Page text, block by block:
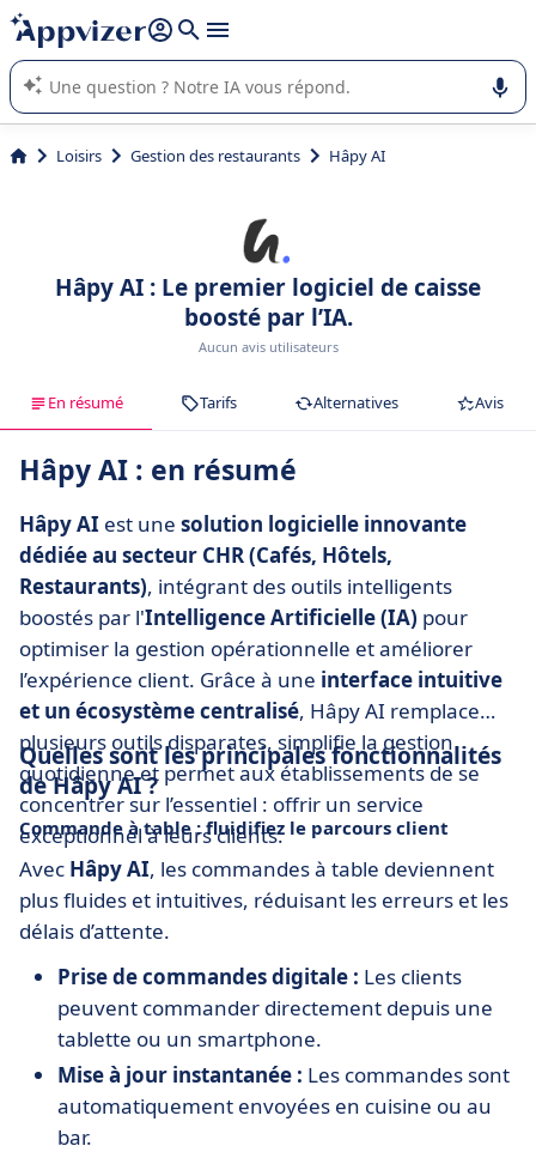
répondre (plusieurs lignes avec
L'IA de Appvizer vous guide dans l'utilisation ou la sélection de
logiciel SaaS en entreprise.
Loisirs Gestion des restaurants Hâpy AI
Hâpy AI : Le premier logiciel de caisse
boosté par l’IA.
Aucun avis utilisateurs
En résumé Tarifs Alternatives Avis
Hâpy AI : en résumé
Hâpy AI est une solution logicielle innovante
dédiée au secteur CHR (Cafés, Hôtels,
Restaurants), intégrant des outils intelligents
boostés par l'Intelligence Artificielle (IA) pour
optimiser la gestion opérationnelle et améliorer
l’expérience client. Grâce à une interface intuitive
et un écosystème centralisé, Hâpy AI remplace
plusieurs outils disparates, simplifie la gestion
quotidienne et permet aux établissements de se
concentrer sur l’essentiel : offrir un service
exceptionnel à leurs clients.
Quelles sont les principales fonctionnalités
de Hâpy AI ?
Commande à table : fluidifiez le parcours client
Avec Hâpy AI, les commandes à table deviennent
plus fluides et intuitives, réduisant les erreurs et les
délais d’attente.
Prise de commandes digitale : Les clients
peuvent commander directement depuis une
tablette ou un smartphone.
Mise à jour instantanée : Les commandes sont
automatiquement envoyées en cuisine ou au
bar.